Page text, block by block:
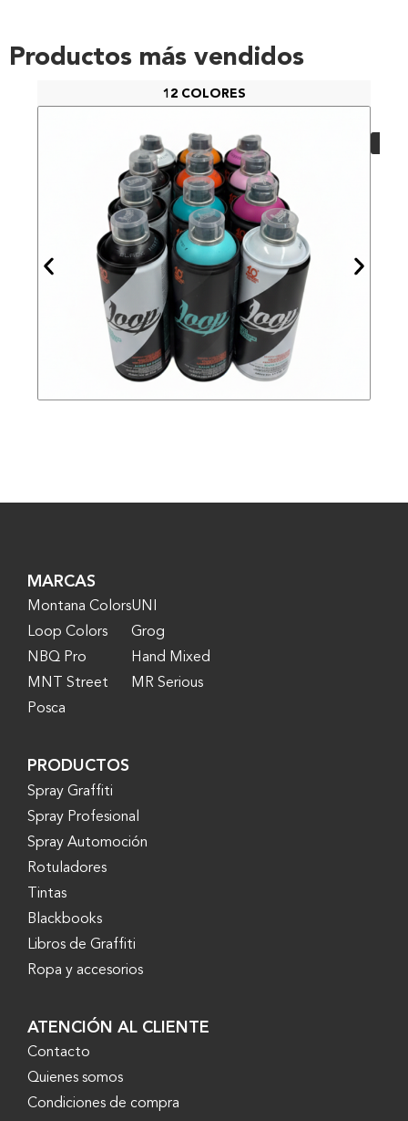
Productos más vendidos
12 COLORES
MARCAS
Montana Colors
Loop Colors
NBQ Pro
MNT Street
Posca
UNI
Grog
Hand Mixed
MR Serious
PRODUCTOS
Spray Graffiti
Spray Profesional
Spray Automoción
Rotuladores
Tintas
Blackbooks
Libros de Graffiti
Ropa y accesorios
ATENCIÓN AL CLIENTE
Contacto
Quienes somos
Condiciones de compra